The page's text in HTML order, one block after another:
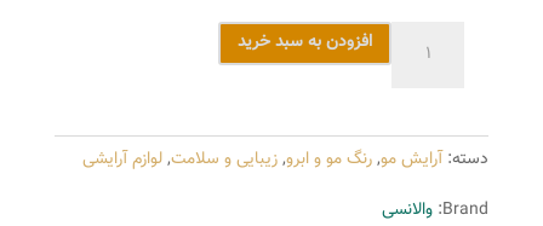
4,550 تومان
بود.
0.00
حجم
20
افزودن به سبد خرید
دسته:آرایش مو,رنگ مو و ابرو,زیبایی و سلامت,لوازم آرایشی
Brand: والانسی